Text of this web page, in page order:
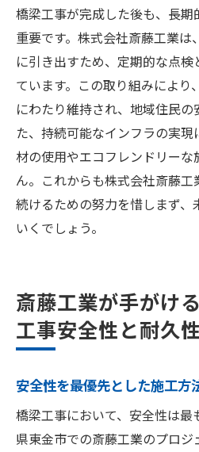
橋梁工事が完成した後も、長
重要です。株式会社斎藤工業は
に引き出すため、定期的な点
ています。この取り組みにより
にわたり維持され、地域住民の
た、持続可能なインフラの実
材の使用やエコフレンドリー
ん。これからも株式会社斎藤
続けるための努力を惜しまず、
いくでしょう。
斎藤工業が手がけ
工事安全性と耐久
安全性を最優先とした施工方
橋梁工事において、安全性は最
県東金市での斎藤工業のプロ